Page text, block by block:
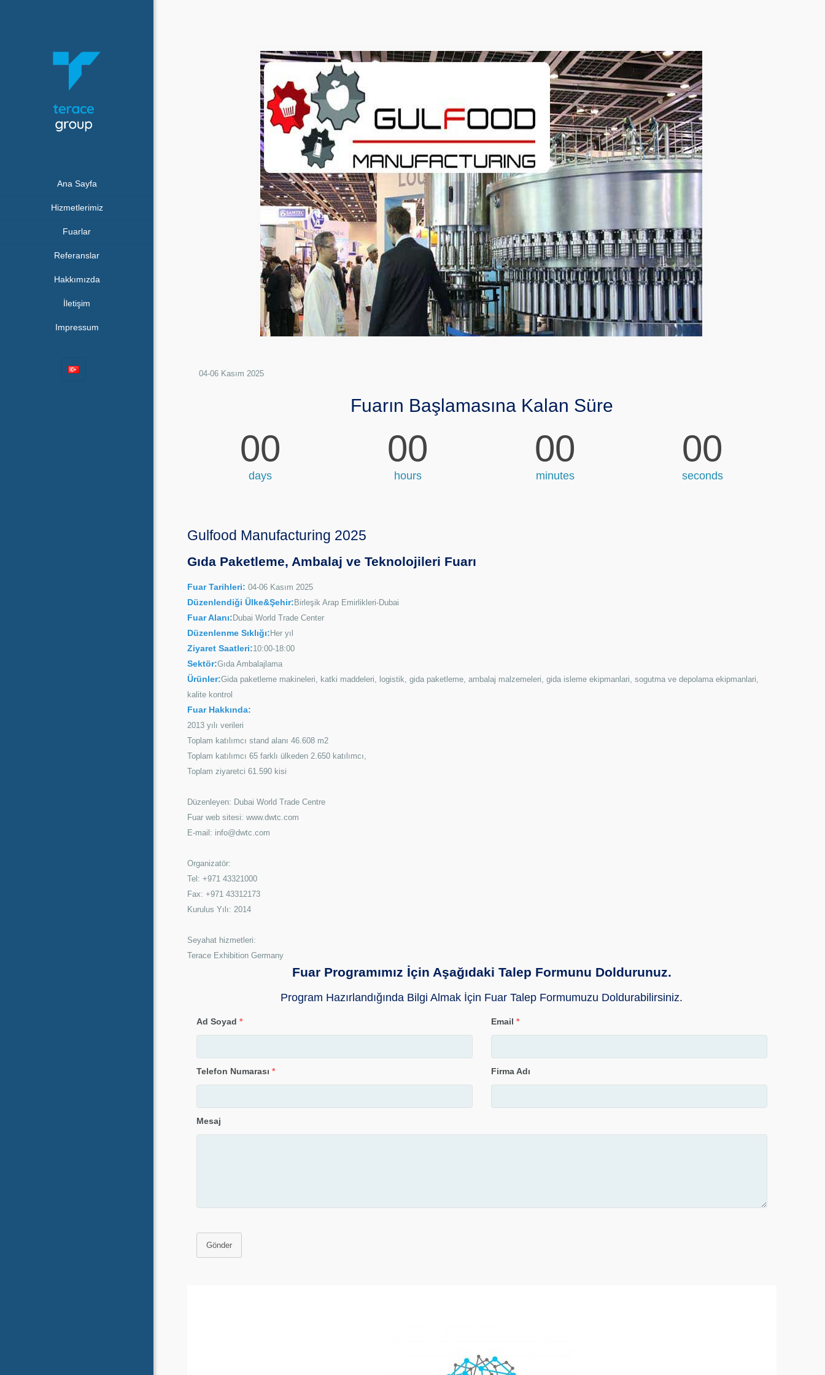
Ana Sayfa
Hizmetlerimiz
Fuarlar
Referanslar
Hakkımızda
İletişim
Impressum
04-06 Kasım 2025
Fuarın Başlamasına Kalan Süre
00
days
00
hours
00
minutes
00
seconds
Gulfood Manufacturing 2025
Gıda Paketleme, Ambalaj ve Teknolojileri Fuarı
Fuar Tarihleri: 04-06 Kasım 2025
Düzenlendiği Ülke&Şehir: Birleşik Arap Emirlikleri-Dubai
Fuar Alanı: Dubai World Trade Center
Düzenlenme Sıklığı: Her yıl
Ziyaret Saatleri:10:00-18:00
Sektör:Gıda Ambalajlama
Ürünler:Gida paketleme makineleri, katki maddeleri, logistik, gida paketleme, ambalaj malzemeleri, gida isleme ekipmanlari, sogutma ve depolama ekipmanlari,
kalite kontrol
Fuar Hakkında:
2013 yılı verileri
Toplam katılımcı stand alanı 46.608 m2
Toplam katılımcı 65 farklı ülkeden 2.650 katılımcı,
Toplam ziyaretci 61.590 kisi
Düzenleyen: Dubai World Trade Centre
Fuar web sitesi: www.dwtc.com
E-mail: info@dwtc.com
Organizatör:
Tel: +971 43321000
Fax: +971 43312173
Kurulus Yılı: 2014
Seyahat hizmetleri:
Terace Exhibition Germany
Fuar Programımız İçin Aşağıdaki Talep Formunu Doldurunuz.
Program Hazırlandığında Bilgi Almak İçin Fuar Talep Formumuzu Doldurabilirsiniz.
Ad Soyad *
Telefon Numarası *
Email *
Firma Adı
Mesaj
Gönder